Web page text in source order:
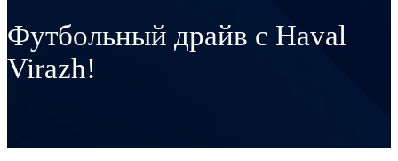
Футбольный драйв с Haval
Virazh!